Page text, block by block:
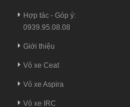
Hợp tác - Góp ý:
0939.95.08.08
Giới thiệu
Vỏ xe Ceat
Vỏ xe Aspira
Vỏ xe IRC